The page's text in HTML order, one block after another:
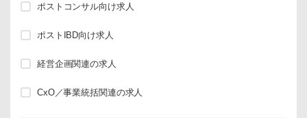
ポストコンサル向け求人
ポストIBD向け求人
経営企画関連の求人
CxO／事業統括関連の求人